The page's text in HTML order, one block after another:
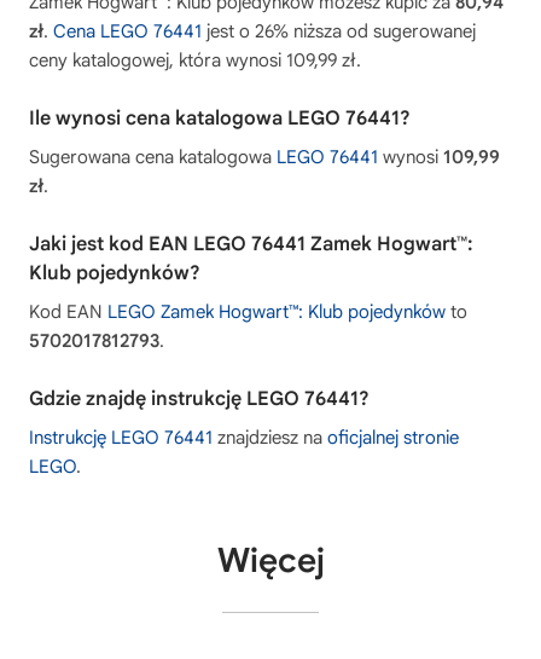
zł. Cena LEGO 76441 jest o 26% niższa od sugerowanej
ceny katalogowej, która wynosi 109,99 zł.
Ile wynosi cena katalogowa LEGO 76441?
Sugerowana cena katalogowa LEGO 76441 wynosi 109,99
zł.
Jaki jest kod EAN LEGO 76441 Zamek Hogwart™:
Klub pojedynków?
Kod EAN LEGO Zamek Hogwart™: Klub pojedynków to
5702017812793.
Gdzie znajdę instrukcję LEGO 76441?
Instrukcję LEGO 76441 znajdziesz na oficjalnej stronie
LEGO.
Więcej